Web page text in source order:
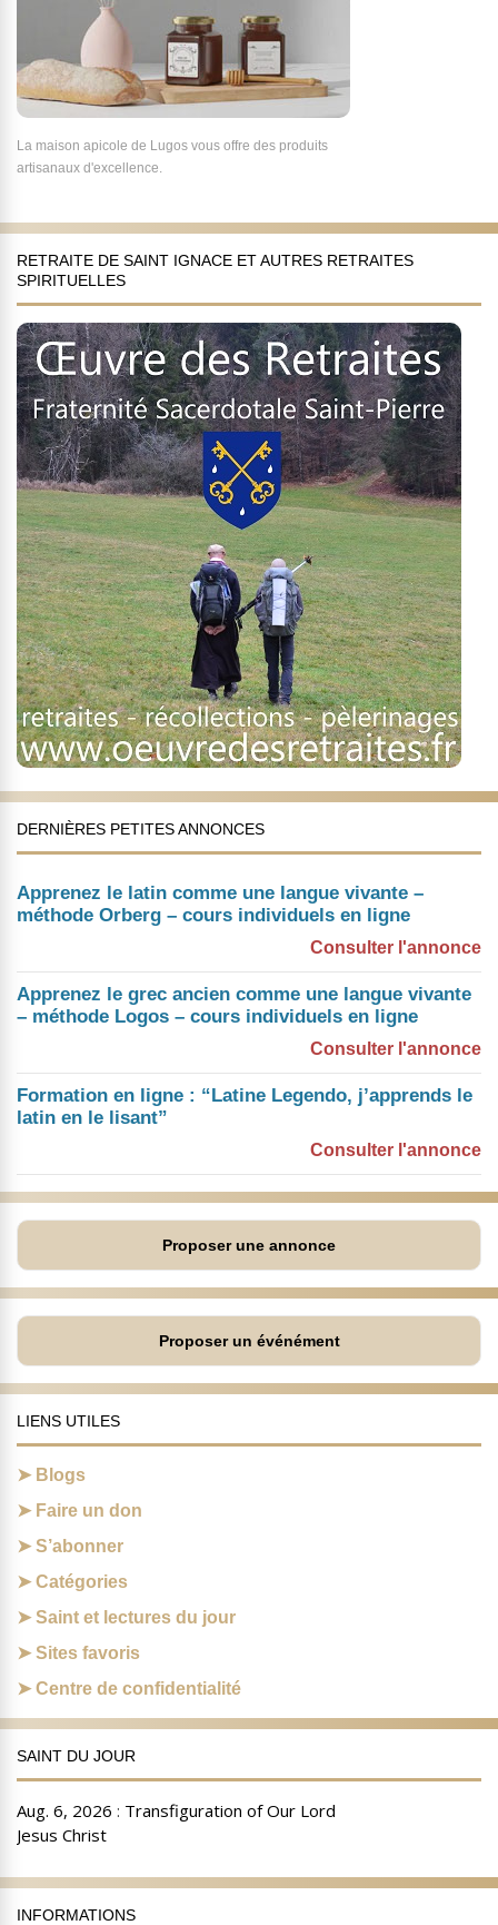
La maison apicole de Lugos vous offre des produits
artisanaux d'excellence.
RETRAITE DE SAINT IGNACE ET AUTRES RETRAITES
SPIRITUELLES
DERNIÈRES PETITES ANNONCES
Apprenez le latin comme une langue vivante –
méthode Orberg – cours individuels en ligne
Consulter l'annonce
Apprenez le grec ancien comme une langue vivante
– méthode Logos – cours individuels en ligne
Consulter l'annonce
Formation en ligne : “Latine Legendo, j’apprends le
latin en le lisant”
Consulter l'annonce
Proposer une annonce
Proposer un événément
LIENS UTILES
Blogs
Faire un don
S’abonner
Catégories
Saint et lectures du jour
Sites favoris
Centre de confidentialité
SAINT DU JOUR
INFORMATIONS